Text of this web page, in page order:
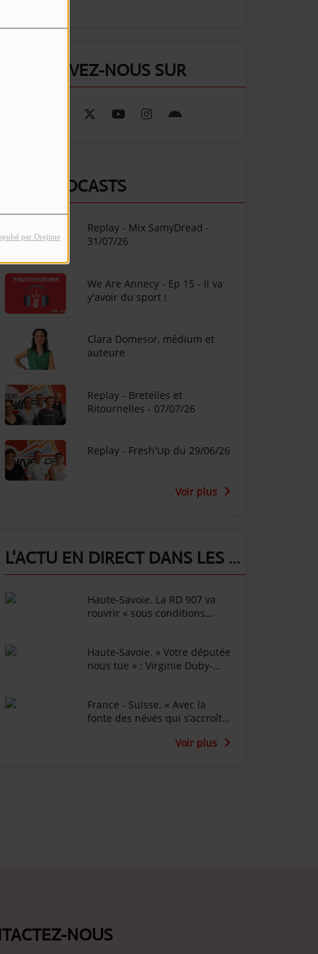
par Orejime
RETROUVEZ-NOUS SUR
NOS PODCASTS
Replay - Mix SamyDread -
31/07/26
We Are Annecy - Ep 15 - Il va
y'avoir du sport !
Clara Domesor, médium et
auteure
Replay - Bretelles et
Ritournelles - 07/07/26
Replay - Fresh'Up du 29/06/26
Voir plus
L'ACTU EN DIRECT DANS LES ALPES !
Haute-Savoie. La RD 907 va
rouvrir « sous conditions
torentielle
Haute-Savoie. « Votre députée
nous tue » : Virginie Duby-
France - Suisse. « Avec la
fonte des névés qui s’accroît
piste peut apparaître » :
Voir plus
NOUS